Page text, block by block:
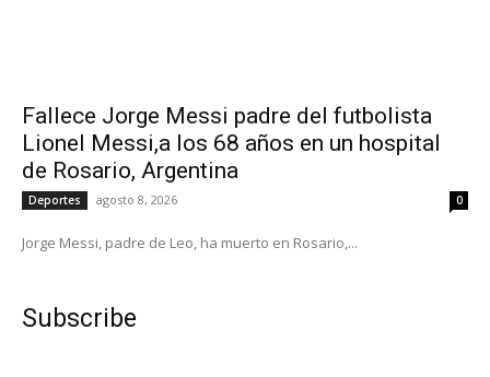
Fallece Jorge Messi padre del futbolista
Lionel Messi,a los 68 años en un hospital
de Rosario, Argentina
Deportes agosto 8, 2026 0
Jorge Messi, padre de Leo, ha muerto en Rosario,...
Subscribe